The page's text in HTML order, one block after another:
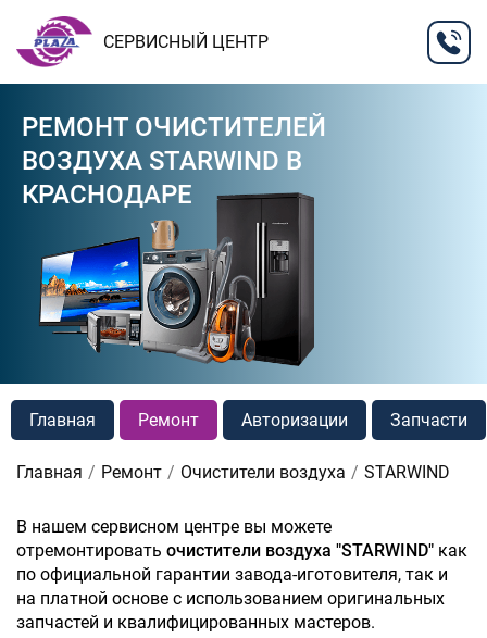
СЕРВИСНЫЙ ЦЕНТР
РЕМОНТ ОЧИСТИТЕЛЕЙ
ВОЗДУХА STARWIND В
КРАСНОДАРЕ
Главная Ремонт Авторизации Запчасти
Главная Ремонт Очистители воздуха STARWIND
В нашем сервисном центре вы можете
отремонтировать очистители воздуха "STARWIND" как
по официальной гарантии завода-иготовителя, так и
на платной основе с использованием оригинальных
запчастей и квалифицированных мастеров.